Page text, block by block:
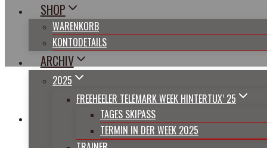
SHOP
WARENKORB
KONTODETAILS
ARCHIV
2025
FREEHEELER TELEMARK WEEK HINTERTUX’ 25
TAGES SKIPASS
TERMIN IN DER WEEK 2025
PROGRAM FREEHEELER